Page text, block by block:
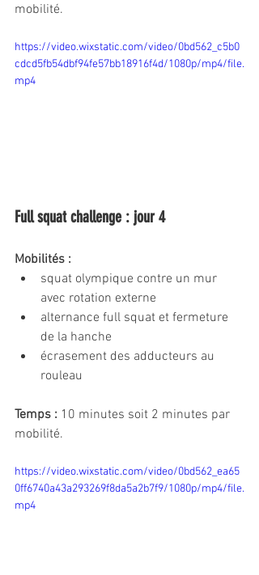
mobilité.
https://video.wixstatic.com/video/0bd562_c5b0
cdcd5fb54dbf94fe57bb18916f4d/1080p/mp4/file.
mp4
Full squat challenge : jour 4
Mobilités :
squat olympique contre un mur
avec rotation externe
alternance full squat et fermeture
de la hanche
écrasement des adducteurs au
rouleau
Temps : 10 minutes soit 2 minutes par
mobilité.
https://video.wixstatic.com/video/0bd562_ea65
0ff6740a43a293269f8da5a2b7f9/1080p/mp4/file.
mp4